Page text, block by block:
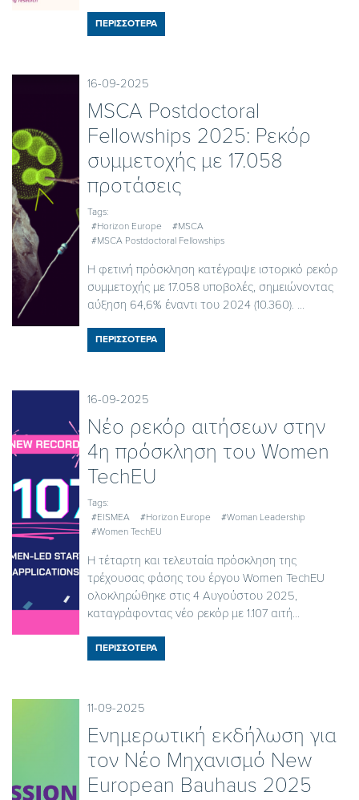
ΠΕΡΙΣΣΟΤΕΡΑ
16-09-2025
MSCA Postdoctoral
Fellowships 2025: Ρεκόρ
συμμετοχής με 17.058
προτάσεις
Tags:
#Horizon Europe
#MSCA
#MSCA Postdoctoral Fellowships
Η φετινή πρόσκληση κατέγραψε ιστορικό ρεκόρ
συμμετοχής με 17.058 υποβολές, σημειώνοντας
αύξηση 64,6% έναντι του 2024 (10.360). ...
ΠΕΡΙΣΣΟΤΕΡΑ
16-09-2025
Νέο ρεκόρ αιτήσεων στην
4η πρόσκληση του Women
TechEU
Tags:
#EISMEA
#Horizon Europe
#Woman Leadership
#Women TechEU
Η τέταρτη και τελευταία πρόσκληση της
τρέχουσας φάσης του έργου Women TechEU
ολοκληρώθηκε στις 4 Αυγούστου 2025,
καταγράφοντας νέο ρεκόρ με 1.107 αιτή...
ΠΕΡΙΣΣΟΤΕΡΑ
11-09-2025
Ενημερωτική εκδήλωση για
τον Νέο Μηχανισμό New
European Bauhaus 2025